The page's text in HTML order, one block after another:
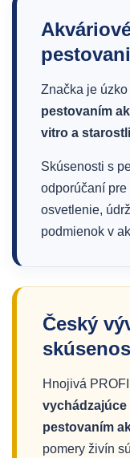
Značka je
pestovaním
vitro a
Skúsenosti s
odporúčaní
osvetlenie,
podmienok v
Český
Hnojivá
pestovaním
pomery živín